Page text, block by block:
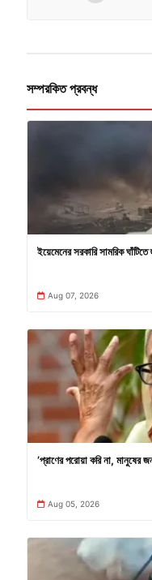
সম্পরকিত প্রবন্ধ
ইয়েমেনের সরকারি সামরিক
Aug 07, 2026
’প্রাণের পরোয়া করি না, মানুষের
Aug 05, 2026